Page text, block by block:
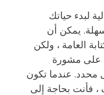
لبدء حياتك
يمكن أن
العامة ، ولكن
على مشورة
عندما تكون
، فأنت بحاجة إلى